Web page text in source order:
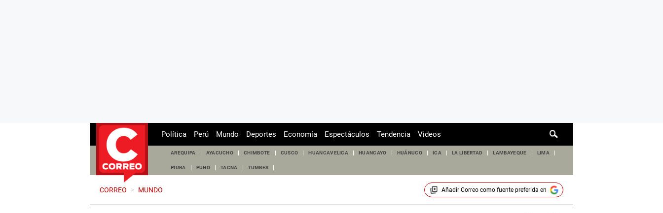
de
Política Perú Mundo Deportes Economía Espectáculos Tendencia Videos
AREQUIPA AYACUCHO CHIMBOTE CUSCO HUANCAVELICA HUANCAYO HUÁNUCO ICA LA LIBERTAD LAMBAYEQUE LIMA
PIURA PUNO TACNA TUMBES
CORREO > MUNDO Añadir Correocomo fuente preferida en